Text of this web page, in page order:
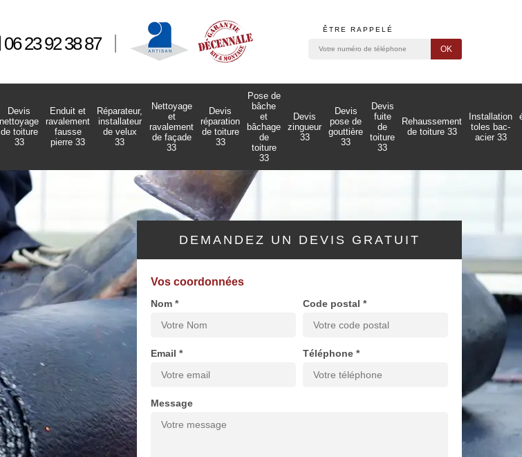
06 23 92 38 87
ÊTRE RAPPELÉ
Devis
nettoyage
de toiture
33
Enduit et
ravalement
fausse
pierre 33
Réparateur,
installateur
de velux
33
Nettoyage
et
ravalement
de façade
33
Devis
réparation
de toiture
33
Pose de
bâche
et
bâchage
de
toiture
33
Devis
zingueur
33
Devis
pose de
gouttière
33
Devis
fuite
de
toiture
33
Rehaussement
de toiture 33
Installation
toles bac-
acier 33
DEMANDEZ UN DEVIS GRATUIT
Vos coordonnées
Nom * Code postal *
Email * Téléphone *
Message